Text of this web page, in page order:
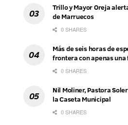
Trillo y Mayor Oreja
de Marruecos
0 SHARES
Más de seis horas de
frontera con apenas una
0 SHARES
Nil Moliner, Pastora
la Caseta Municipal
0 SHARES